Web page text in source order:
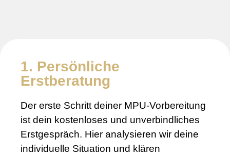
1. Persönliche
Erstberatung
Der erste Schritt deiner MPU-Vorbereitung
ist dein kostenloses und unverbindliches
Erstgespräch. Hier analysieren wir deine
individuelle Situation und klären